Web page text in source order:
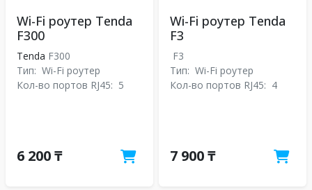
Wi-Fi роутер Tenda
F300
Tenda F300
Тип: Wi-Fi роутер
Кол-во портов RJ45: 5
6 200 ₸
Wi-Fi роутер Tenda
F3
F3
Тип: Wi-Fi роутер
Кол-во портов RJ45: 4
7 900 ₸